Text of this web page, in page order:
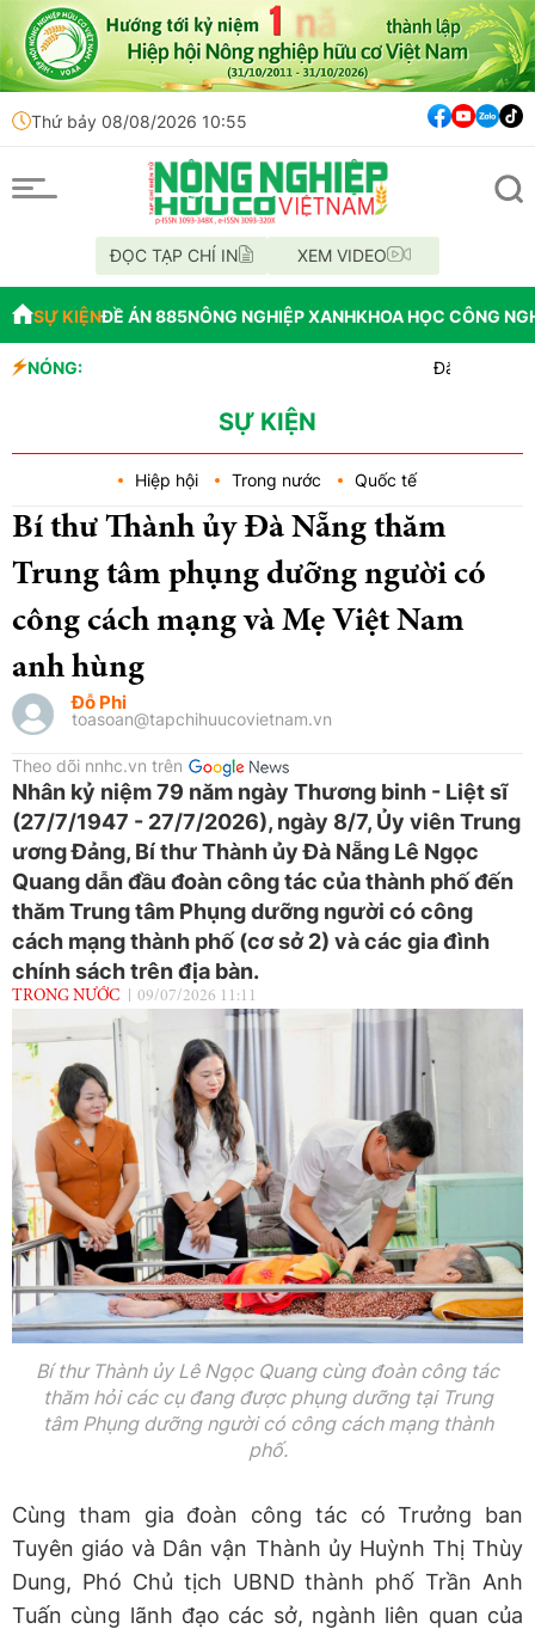
Thứ bảy 08/08/2026 10:55
ĐỌC TẠP CHÍ IN XEM VIDEO
SỰ KIỆNĐỀ ÁN 885NÔNG NGHIỆP XANHKHOA HỌC CÔNG
NÓNG:
Đắk Lắk tổ chức
SỰ KIỆN
Hiệp hội Trong nước Quốc tế
Bí thư Thành ủy Đà Nẵng thăm
Trung tâm phụng dưỡng người có
công cách mạng và Mẹ Việt Nam
anh hùng
Đỗ Phi
toasoan@tapchihuucovietnam.vn
Theo dõi nnhc.vn trên
Nhân kỷ niệm 79 năm ngày Thương binh - Liệt sĩ
(27/7/1947 - 27/7/2026), ngày 8/7, Ủy viên Trung
ương Đảng, Bí thư Thành ủy Đà Nẵng Lê Ngọc
Quang dẫn đầu đoàn công tác của thành phố đến
thăm Trung tâm Phụng dưỡng người có công
cách mạng thành phố (cơ sở 2) và các gia đình
chính sách trên địa bàn.
TRONG NƯỚC 09/07/2026 11:11
Bí thư Thành ủy Lê Ngọc Quang cùng đoàn công tác
thăm hỏi các cụ đang được phụng dưỡng tại Trung
tâm Phụng dưỡng người có công cách mạng thành
phố.
Cùng tham gia đoàn công tác có Trưởng ban
Tuyên giáo và Dân vận Thành ủy Huỳnh Thị Thùy
Dung, Phó Chủ tịch UBND thành phố Trần Anh
Tuấn cùng lãnh đạo các sở, ngành liên quan của